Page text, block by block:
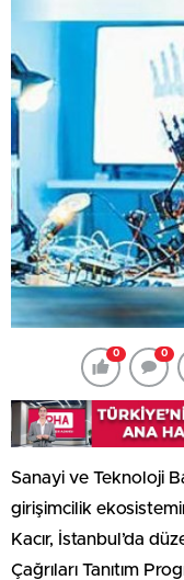
0 0
Sanayi ve Teknoloji
girişimcilik
Kacır, İstanbul’da
Çağrıları Tanıtım